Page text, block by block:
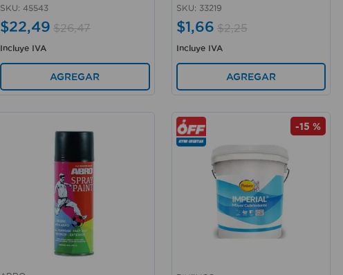
SKU: 45543
$22,49 $26,47
Incluye IVA
AGREGAR
SKU: 33219
$1,66 $2,25
Incluye IVA
AGREGAR
-15 %